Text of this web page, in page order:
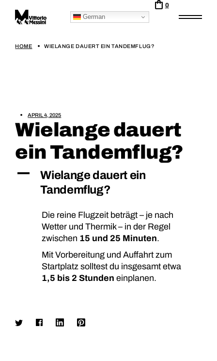
German
0
HOME WIELANGE DAUERT EIN TANDEMFLUG?
APRIL 4, 2025
Wielange dauert
ein Tandemflug?
A
Wielange dauert ein
Tandemflug?
Die reine Flugzeit beträgt – je nach
Wetter und Thermik – in der Regel
zwischen 15 und 25 Minuten.
Mit Vorbereitung und Auffahrt zum
Startplatz solltest du insgesamt etwa
1,5 bis 2 Stunden einplanen.